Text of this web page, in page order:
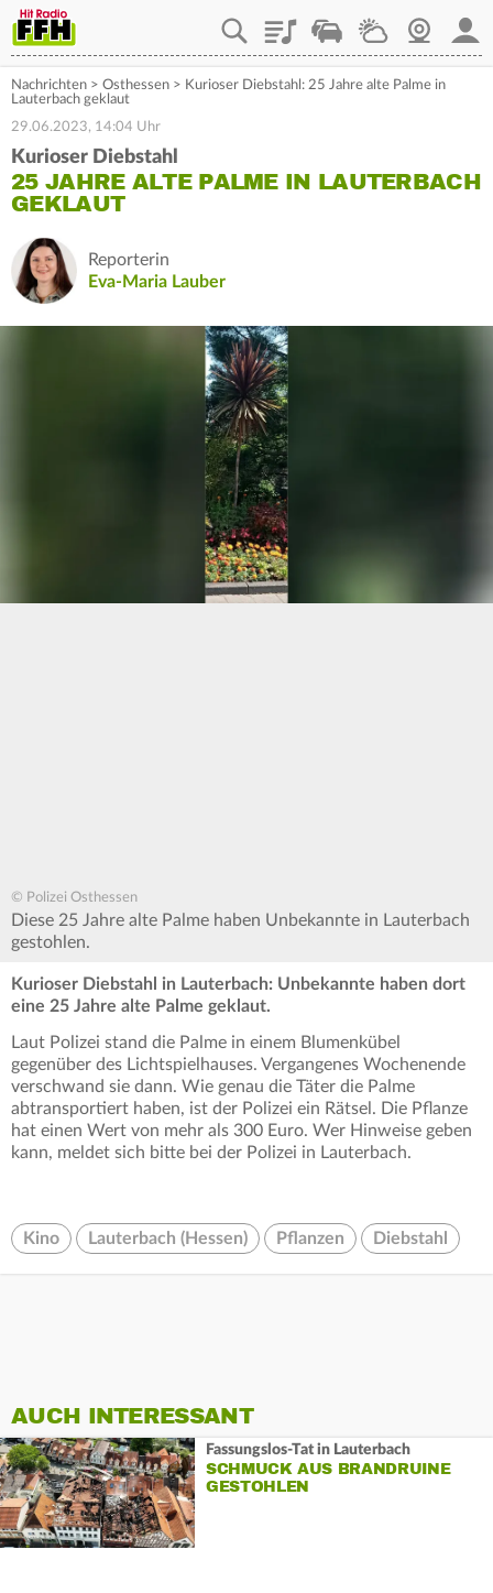
PlaylistStaupilotWetterWebcam
Nachrichten > Osthessen > Kurioser Diebstahl: 25 Jahre alte Palme in
Lauterbach geklaut
29.06.2023, 14:04 Uhr
Kurioser Diebstahl
25 JAHRE ALTE PALME IN LAUTERBACH
GEKLAUT
Reporterin
Eva-Maria Lauber
© Polizei Osthessen
Diese 25 Jahre alte Palme haben Unbekannte in Lauterbach
gestohlen.
Kurioser Diebstahl in Lauterbach: Unbekannte haben dort
eine 25 Jahre alte Palme geklaut.
Laut Polizei stand die Palme in einem Blumenkübel
gegenüber des Lichtspielhauses. Vergangenes Wochenende
verschwand sie dann. Wie genau die Täter die Palme
abtransportiert haben, ist der Polizei ein Rätsel. Die Pflanze
hat einen Wert von mehr als 300 Euro. Wer Hinweise geben
kann, meldet sich bitte bei der Polizei in Lauterbach.
Kino Lauterbach (Hessen) Pflanzen Diebstahl
AUCH INTERESSANT
Fassungslos-Tat in Lauterbach
SCHMUCK AUS BRANDRUINE
GESTOHLEN